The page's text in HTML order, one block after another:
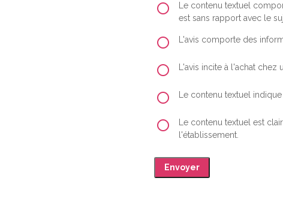
Le contenu textuel
est sans rapport avec le
L'avis comporte des
L'avis incite à l'achat
Le contenu textuel
Le contenu textuel est
l'établissement.
Envoyer